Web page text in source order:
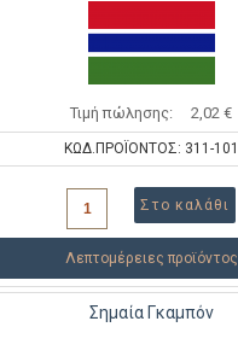
Τιμή πώλησης: 2,02 €
ΚΩΔ.ΠΡΟΪΟΝΤΟΣ: 311-101
Λεπτομέρειες προϊόντος
Σημαία Γκαμπόν